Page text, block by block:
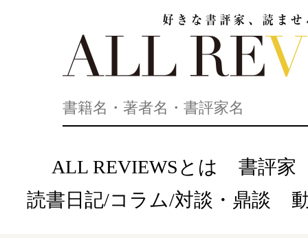
ALL REVIEWSとは
書評家
読書日記/コラム/対談・鼎談